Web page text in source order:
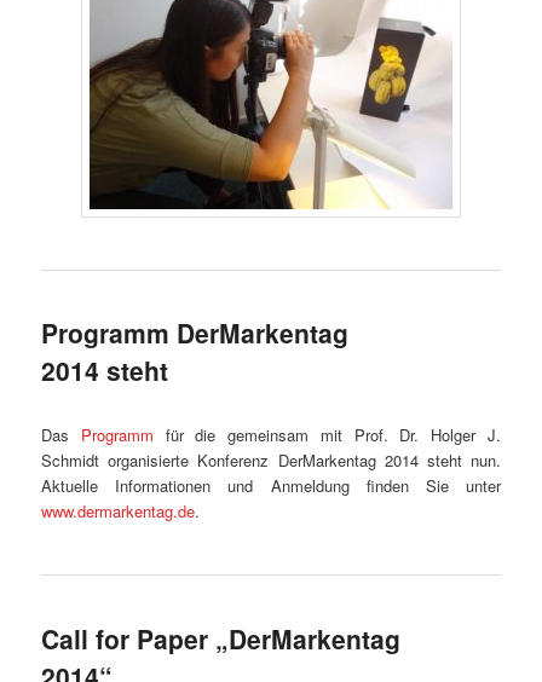
Programm DerMarkentag
2014 steht
Das Programm für die gemeinsam mit Prof. Dr. Holger J.
Schmidt organisierte Konferenz DerMarkentag 2014 steht nun.
Aktuelle Informationen und Anmeldung finden Sie unter
www.dermarkentag.de.
Call for Paper „DerMarkentag